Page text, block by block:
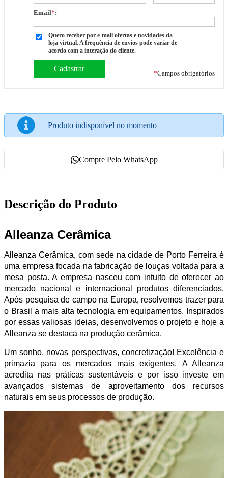
Email*:
Quero receber por e-mail ofertas e novidades da
loja virtual. A frequência de envios pode variar de
acordo com a interação do cliente.
*Campos obrigatórios
Produto indisponível no momento
Compre Pelo WhatsApp
Descrição do Produto
Alleanza Cerâmica
Alleanza Cerâmica, com sede na cidade de Porto Ferreira é
uma empresa focada na fabricação de louças voltada para a
mesa posta. A empresa nasceu com intuito de oferecer ao
mercado nacional e internacional produtos diferenciados.
Após pesquisa de campo na Europa, resolvemos trazer para
o Brasil a mais alta tecnologia em equipamentos. Inspirados
por essas valiosas ideias, desenvolvemos o projeto e hoje a
Alleanza se destaca na produção cerâmica.
Um sonho, novas perspectivas, concretização! Excelência e
primazia para os mercados mais exigentes. A Alleanza
acredita nas práticas sustentáveis e por isso investe em
avançados sistemas de aproveitamento dos recursos
naturais em seus processos de produção.